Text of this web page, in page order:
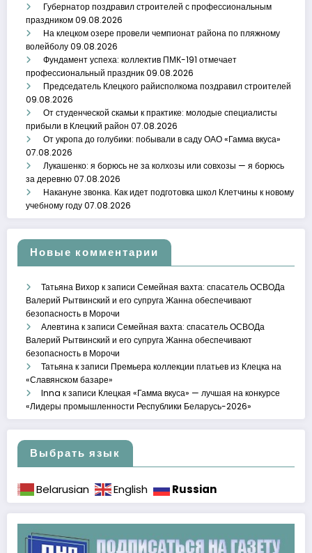
Губернатор поздравил строителей с профессиональным
праздником09.08.2026
На клецком озере провели чемпионат района по пляжному
волейболу09.08.2026
Фундамент успеха: коллектив ПМК-191 отмечает
профессиональный праздник09.08.2026
Председатель Клецкого райисполкома поздравил строителей
09.08.2026
От студенческой скамьи к практике: молодые специалисты
прибыли в Клецкий район 07.08.2026
От укропа до голубики: побывали в саду ОАО «Гамма вкуса»
07.08.2026
Лукашенко: я борюсь не за колхозы или совхозы — я борюсь
за деревню07.08.2026
Накануне звонка. Как идет подготовка школ Клетчины к новому
учебному году07.08.2026
Новые комментарии
Татьяна Вихорк записи Семейная вахта: спасатель ОСВОДа
Валерий Рытвинский и его супруга Жанна обеспечивают
безопасность в Морочи
Алевтинак записи Семейная вахта: спасатель ОСВОДа
Валерий Рытвинский и его супруга Жанна обеспечивают
безопасность в Морочи
Татьянак записи Премьера коллекции платьев из Клецка на
«Славянском базаре»
Inna к записи Клецкая «Гамма вкуса» — лучшая на конкурсе
«Лидеры промышленности Республики Беларусь-2026»
Выбрать язык
Belarusian English Russian